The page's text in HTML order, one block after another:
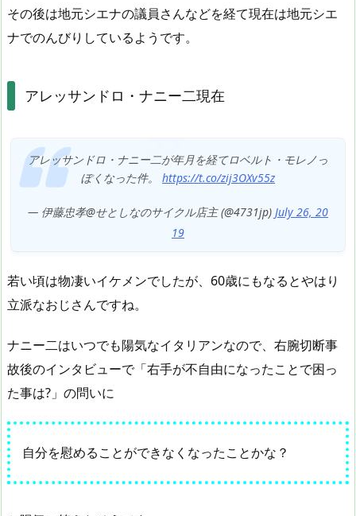
その後は地元シエナの議員さんなどを経て現在は地元シエ
ナでのんびりしているようです。
アレッサンドロ・ナニー二現在
アレッサンドロ・ナニー二が年月を経てロベルト・モレノっ
ぽくなった件。 https://t.co/zij3OXv55z
— 伊藤忠孝@せとしなのサイクル店主 (@4731jp) July 26, 20
19
若い頃は物凄いイケメンでしたが、60歳にもなるとやはり
立派なおじさんですね。
ナニー二はいつでも陽気なイタリアンなので、右腕切断事
故後のインタビューで「右手が不自由になったことで困っ
た事は?」の問いに
自分を慰めることができなくなったことかな？